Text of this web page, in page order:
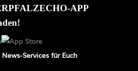
APP
Services für Euch